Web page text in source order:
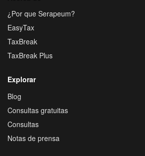
¿Por que Serapeum?
EasyTax
TaxBreak
TaxBreak Plus
Explorar
Blog
Consultas gratuitas
Consultas
Notas de prensa